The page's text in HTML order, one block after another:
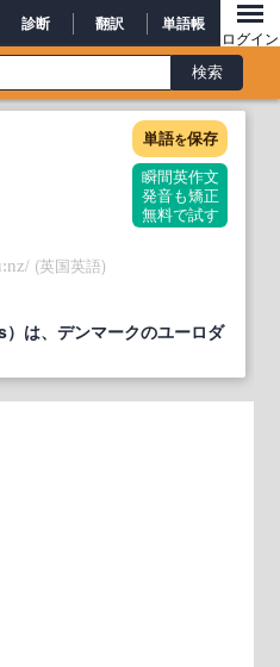
診断 翻訳 単語帳
ログイン
単語を保存
瞬間英作文
発音も矯正
無料で試す
/ (英国英語)
は、デンマークのユーロダ